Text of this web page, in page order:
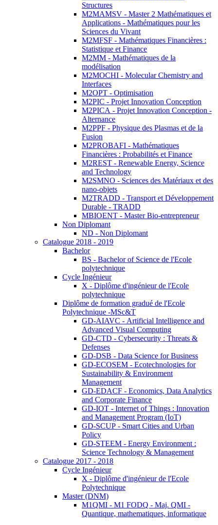
Structures
M2MAMSV - Master 2 Mathématiques et
Applications - Mathématiques pour les
Sciences du Vivant
M2MFSF - Mathématiques Financières :
Statistique et Finance
M2MM - Mathématiques de la
modélisation
M2MOCHI - Molecular Chemistry and
Interfaces
M2OPT - Optimisation
M2PIC - Projet Innovation Conception
M2PICA - Projet Innovation Conception -
Alternance
M2PPF - Physique des Plasmas et de la
Fusion
M2PROBAFI - Mathématiques
Financières : Probabilités et Finance
M2REST - Renewable Energy, Science
and Technology
M2SMNO - Sciences des Matériaux et des
nano-objets
M2TRADD - Transport et Développement
Durable - TRADD
MBIOENT - Master Bio-entrepreneur
Non Diplomant
ND - Non Diplomant
Catalogue 2018 - 2019
Bachelor
BS - Bachelor of Science de l'Ecole
polytechnique
Cycle Ingénieur
X - Diplôme d'ingénieur de l'Ecole
polytechnique
Diplôme de formation gradué de l'Ecole
Polytechnique -MSc&T
GD-AIAVC - Artificial Intelligence and
Advanced Visual Computing
GD-CTD - Cybersecurity : Threats &
Defenses
GD-DSB - Data Science for Business
GD-ECOSEM - Ecotechnologies for
Sustainability & Environment
Management
GD-EDACF - Economics, Data Analytics
and Corporate Finance
GD-IOT - Internet of Things : Innovation
and Management Program (IoT)
GD-SCUP - Smart Cities and Urban
Policy
GD-STEEM - Energy Environment :
Science Technology & Management
Catalogue 2017 - 2018
Cycle Ingénieur
X - Diplôme d'ingénieur de l'Ecole
Polytechnique
Master (DNM)
M1QMI - M1 FODQ - Maj. QMI -
Quantique, mathematiques, informatique